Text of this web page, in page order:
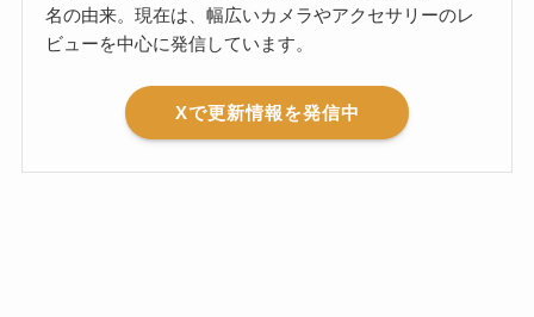
名の由来。現在は、幅広いカメラやアクセサリーのレ
ビューを中心に発信しています。
Xで更新情報を発信中